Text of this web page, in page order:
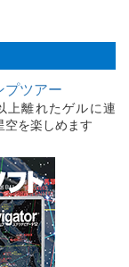
プツアー
上離れたゲルに連
を楽しめます